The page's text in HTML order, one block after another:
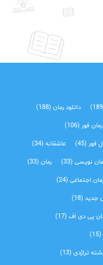
دانلود رمان (188)
فور (106)
فور (45) عاشقانه (34)
نویسی (33) رمان (33)
اجتماعی‌ (24)
جدید (18)
پی دی اف (17)
(15)
تراژدی‌ (13)